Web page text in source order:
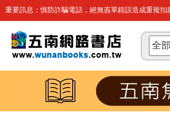
重要訊息：慎防詐騙電話，絕無簽單錯誤造成重複